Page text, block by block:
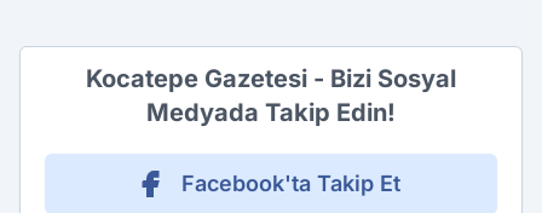
Kocatepe Gazetesi - Bizi Sosyal
Medyada Takip Edin!
Facebook'ta Takip Et